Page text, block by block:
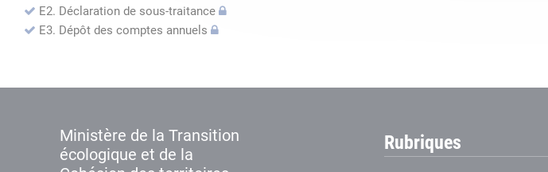
E2. Déclaration de sous-traitance
E3. Dépôt des comptes annuels
Ministère de la Transition
écologique et de la
Rubriques